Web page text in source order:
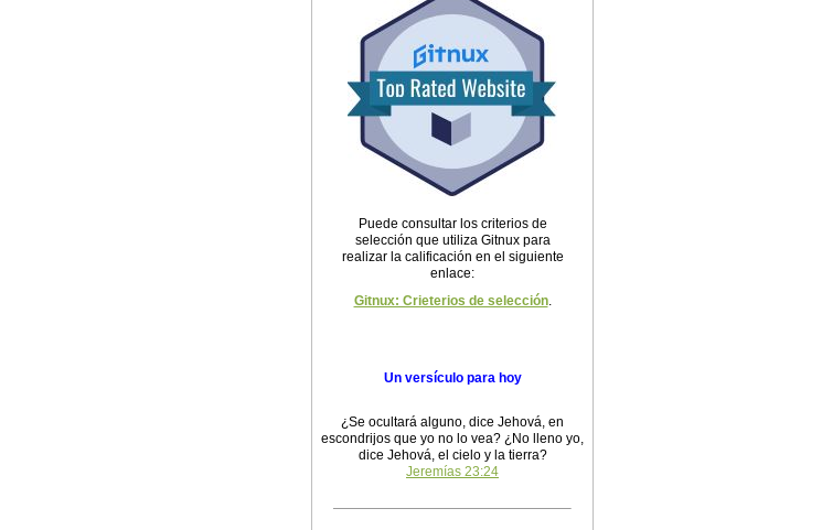
Puede consultar los criterios de
selección que utiliza Gitnux para
realizar la calificación en el siguiente
enlace:
Gitnux: Crieterios de selección.
Un versículo para hoy
¿Se ocultará alguno, dice Jehová, en
escondrijos que yo no lo vea? ¿No lleno yo,
dice Jehová, el cielo y la tierra?
Jeremías 23:24